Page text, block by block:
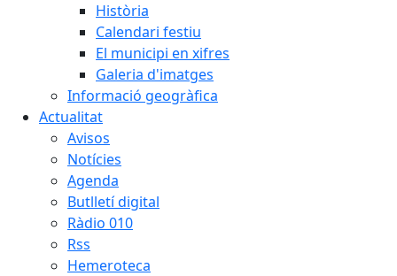
Història
Calendari festiu
El municipi en xifres
Galeria d'imatges
Informació geogràfica
Actualitat
Avisos
Notícies
Agenda
Butlletí digital
Ràdio 010
Rss
Hemeroteca